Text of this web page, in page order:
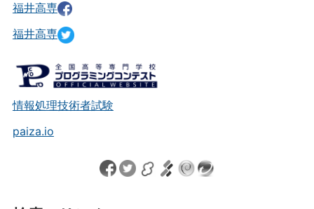
福井高専
福井高専
情報処理技術者試験
paiza.io